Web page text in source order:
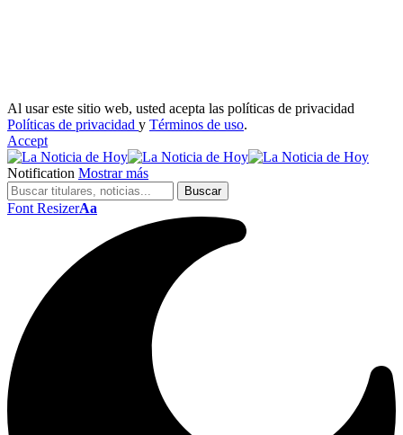
Al usar este sitio web, usted acepta las políticas de privacidad
Políticas de privacidad y Términos de uso.
Accept
Notification Mostrar más
Font ResizerAa